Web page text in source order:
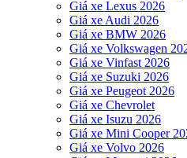
Giá xe Lexus 2026
Giá xe Audi 2026
Giá xe BMW 2026
Giá xe Volkswagen
Giá xe Vinfast 2026
Giá xe Suzuki 2026
Giá xe Peugeot 2026
Giá xe Chevrolet
Giá xe Isuzu 2026
Giá xe Mini Cooper
Giá xe Volvo 2026